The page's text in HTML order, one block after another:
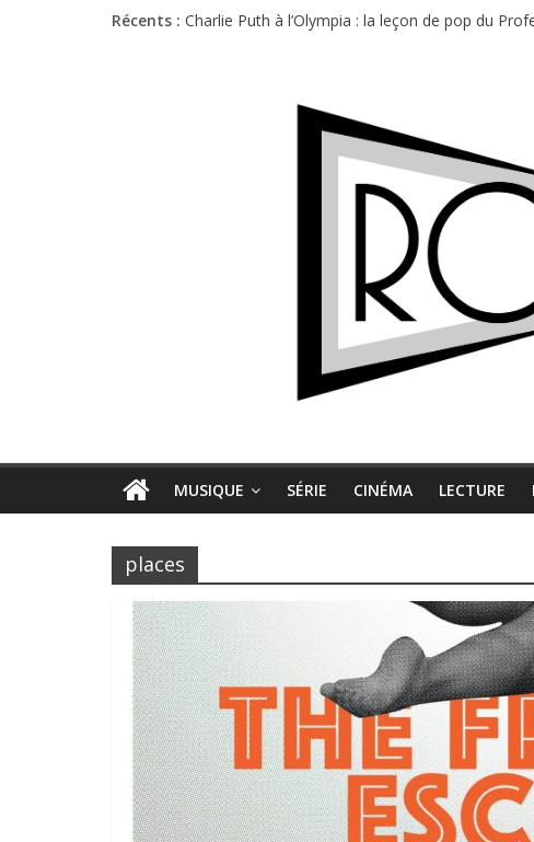
Récents : Charlie Puth à l’Olympia : la leçon de pop du
Première édition du Midgard Festival : entre
MUSIQUE SÉRIE CINÉMA LECTURE
places